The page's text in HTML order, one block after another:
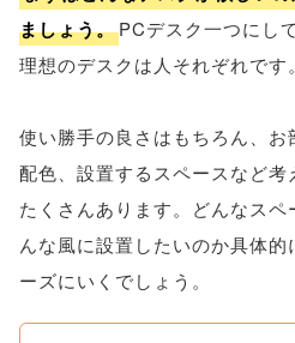
ましょう。PCデスク一つにし
理想のデスクは人それぞれです。
使い勝手の良さはもちろん、
配色、設置するスペースなど
たくさんあります。どんなス
んな風に設置したいのか具体
ーズにいくでしょう。